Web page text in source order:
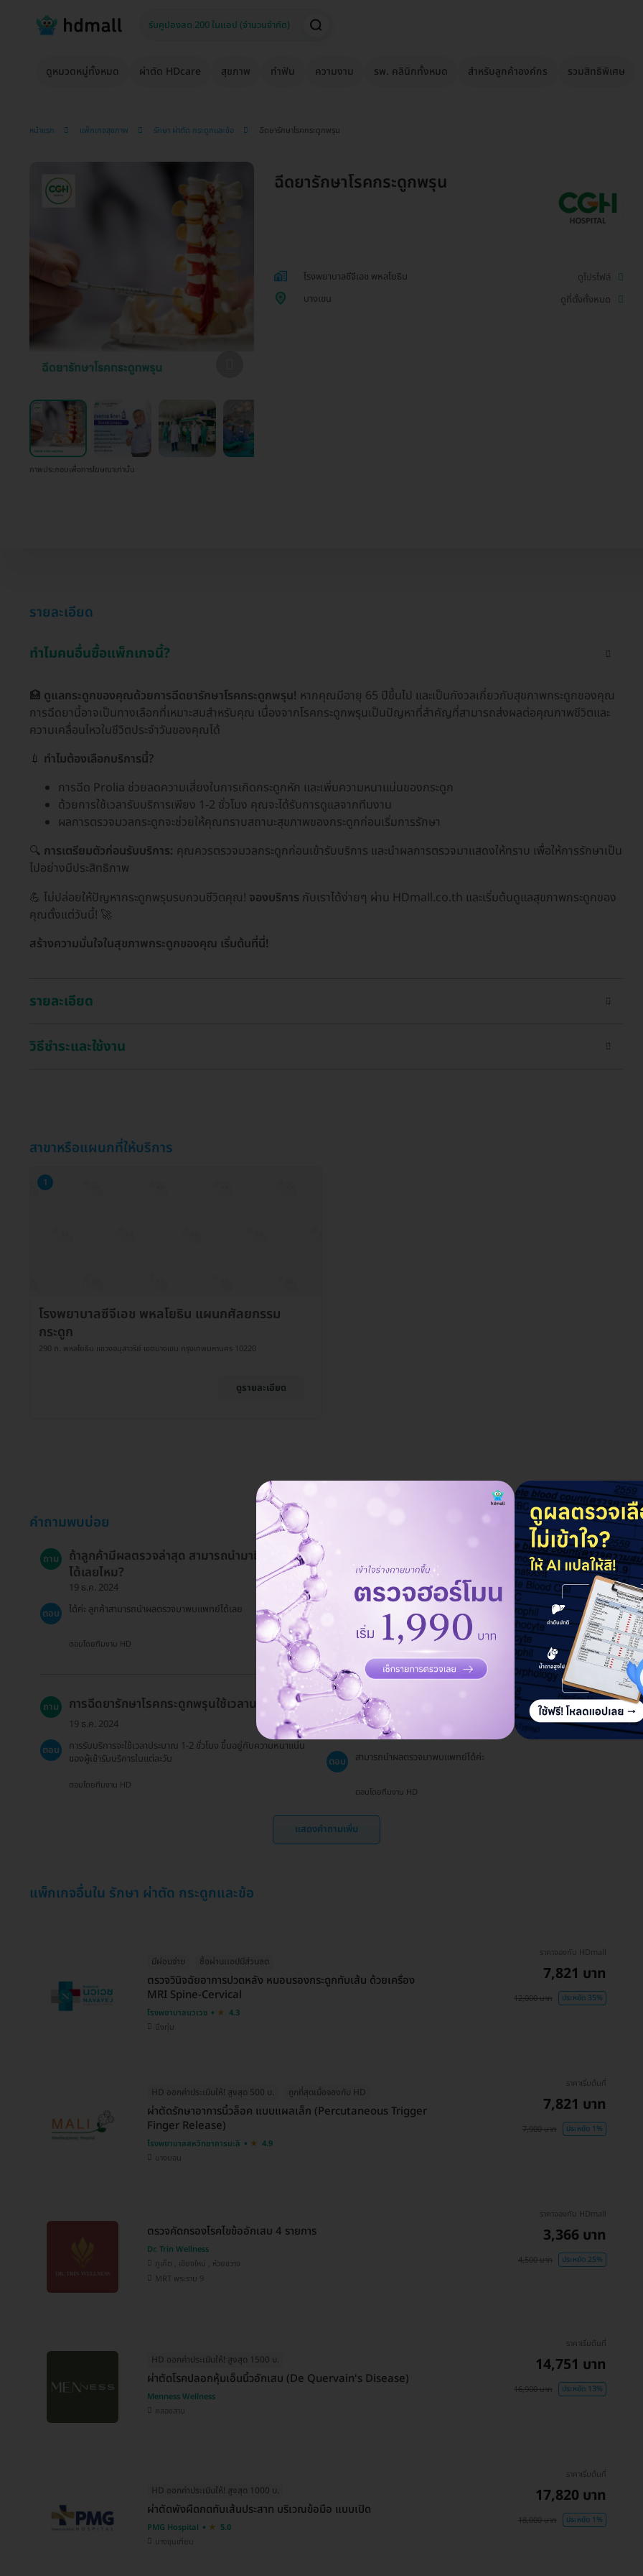
ดูหมวดหมู่ทั้งหมด ผ่าตัด HDcare สุขภาพ ทำฟัน ความงาม รพ. คลินิกทั้งหมด สำหรับลูกค้าองค์กร รวมสิทธิพิเศษ
หน้าแรก แพ็กเกจสุขภาพ รักษา ผ่าตัด กระดูกและข้อ ฉีดยารักษาโรคกระดูกพรุน
ภาพประกอบเพื่อการโฆษณาเท่านั้น
ฉีดยารักษาโรคกระดูกพรุน
โรงพยาบาลซีจีเอช พหลโยธิน
ดูโปรไฟล์
บางเขน
ดูที่ตั้งทั้งหมด
รายละเอียด
ทำไมคนอื่นซื้อแพ็กเกจนี้?
🏥 ดูแลกระดูกของคุณด้วยการฉีดยารักษาโรคกระดูกพรุน! หากคุณมีอายุ 65 ปีขึ้นไป และเป็นกังวลเกี่ยวกับสุขภาพกระดูกของคุณ
การฉีดยานี้อาจเป็นทางเลือกที่เหมาะสมสำหรับคุณ เนื่องจากโรคกระดูกพรุนเป็นปัญหาที่สำคัญที่สามารถส่งผลต่อคุณภาพชีวิตและ
ความเคลื่อนไหวในชีวิตประจำวันของคุณได้
💉 ทำไมต้องเลือกบริการนี้?
การฉีด Prolia ช่วยลดความเสี่ยงในการเกิดกระดูกหัก และเพิ่มความหนาแน่นของกระดูก
ด้วยการใช้เวลารับบริการเพียง 1-2 ชั่วโมง คุณจะได้รับการดูแลจากทีมงาน
ผลการตรวจมวลกระดูกจะช่วยให้คุณทราบสถานะสุขภาพของกระดูกก่อนเริ่มการรักษา
🔍 การเตรียมตัวก่อนรับบริการ: คุณควรตรวจมวลกระดูกก่อนเข้ารับบริการ และนำผลการตรวจมาแสดงให้ทราบ เพื่อให้การรักษาเป็น
ไปอย่างมีประสิทธิภาพ
💪 ไม่ปล่อยให้ปัญหากระดูกพรุนรบกวนชีวิตคุณ! จองบริการ กับเราได้ง่ายๆ ผ่าน HDmall.co.th และเริ่มต้นดูแลสุขภาพกระดูกของ
คุณตั้งแต่วันนี้! 🚀
สร้างความมั่นใจในสุขภาพกระดูกของคุณ เริ่มต้นที่นี่!
รายละเอียด
วิธีชำระและใช้งาน
สาขาหรือแผนกที่ให้บริการ
1
โรงพยาบาลซีจีเอช พหลโยธิน แผนกศัลยกรรม
กระดูก
290 ถ. พหลโยธิน แขวงอนุสาวรีย์ เขตบางเขน กรุงเทพมหานคร 10220
ดูรายละเอียด
คำถามพบบ่อย
ถาม
ถ้าลูกค้ามีผลตรวจล่าสุด สามารถนำมายื่นรับบริการ
ได้เลยไหม?
19 ธ.ค. 2024
ตอบ
ได้ค่ะ ลูกค้าสามารถนำผลตรวจมาพบแพทย์ได้เลย
ตอบโดยทีมงาน HD
การฉีดยานี้เหมาะสำหรับทุกวัยหรือไม่?
05 ก.ย. 2023
การฉีดยารักษาโรคกระดูกพรุน (Prolia) เหมาะสำหรับผู้ที่มีอายุตั้งแต่
65 ปีขึ้นไปหรือผู้ที่มีความเสี่ยงต่อโรคกระดูกพรุน
ตอบโดยทีมงาน HD
ถาม การฉีดยารักษาโรคกระดูกพรุนใช้เวลานานแค่ไหน?
19 ธ.ค. 2024
ตอบ
การรับบริการจะใช้เวลาประมาณ 1-2 ชั่วโมง ขึ้นอยู่กับความหนาแน่น
ของผู้เข้ารับบริการในแต่ละวัน
ตอบโดยทีมงาน HD
ถาม
ถ้าฉันมีผลตรวจมวลกระดูกแล้ว สามารถนำผลไปให้
แพทย์โดยไม่ต้องตรวจใหม่ได้ไหม?
08 พ.ย. 2023
ตอบ
สามารถนำผลตรวจมาพบแพทย์ได้ค่ะ
ตอบโดยทีมงาน HD
แสดงคำถามเพิ่ม
แพ็กเกจอื่นใน รักษา ผ่าตัด กระดูกและข้อ
มีผ่อนจ่าย ซื้อผ่านเเอปมีส่วนลด
ตรวจวินิจฉัยอาการปวดหลัง หมอนรองกระดูกทับเส้น ด้วยเครื่อง
MRI Spine-Cervical
โรงพยาบาลนวเวช
4.3
บึงกุ่ม
ราคาจองกับ HDmall
7,821 บาท
12,000 บาท ประหยัด 35%
HD ออกค่าประเมินให้! สูงสุด 500 บ. ถูกที่สุดเมื่อจองกับ HD
ผ่าตัดรักษาอาการนิ้วล็อค แบบแผลเล็ก (Percutaneous Trigger
Finger Release)
โรงพยาบาลสหวิทยาการมะลิ
4.9
บางบอน
ราคาเริ่มต้นที่
7,821 บาท
7,900 บาท ประหยัด 1%
ตรวจคัดกรองโรคไขข้ออักเสบ 4 รายการ
Dr. Trin Wellness
ภูเก็ต , เชียงใหม่ , ห้วยขวาง
MRT พระราม 9
ราคาจองกับ HDmall
3,366 บาท
4,500 บาท ประหยัด 25%
HD ออกค่าประเมินให้! สูงสุด 1500 บ.
ผ่าตัดโรคปลอกหุ้มเอ็นนิ้วอักเสบ (De Quervain's Disease)
Menness Wellness
คลองสาน
ราคาเริ่มต้นที่
14,751 บาท
16,900 บาท ประหยัด 13%
HD ออกค่าประเมินให้! สูงสุด 1000 บ.
ผ่าตัดพังผืดกดทับเส้นประสาท บริเวณข้อมือ แบบเปิด
PMG Hospital
5.0
บางขุนเทียน
ราคาเริ่มต้นที่
17,820 บาท
18,000 บาท ประหยัด 1%